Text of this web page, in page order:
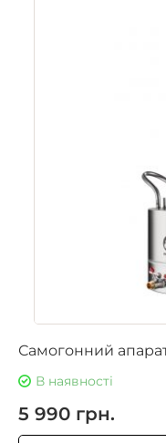
Самогонний
В наявності
5 990 грн.